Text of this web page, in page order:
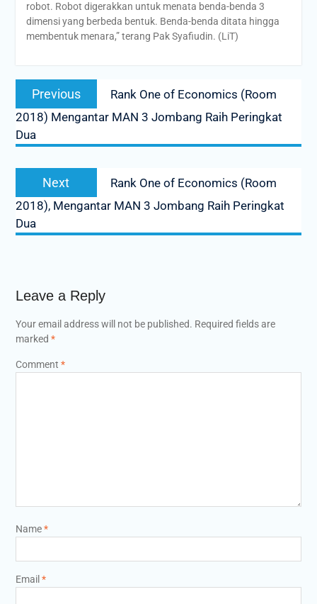
robot. Robot digerakkan untuk menata benda-benda 3
dimensi yang berbeda bentuk. Benda-benda ditata hingga
membentuk menara,” terang Pak Syafiudin. (LiT)
Post
navigation
Previous
Previous
post:
Rank One of Economics (Room
2018) Mengantar MAN 3 Jombang Raih Peringkat
Dua
Next
Next
post:
Rank One of Economics (Room
2018), Mengantar MAN 3 Jombang Raih Peringkat
Dua
Leave a Reply
Your email address will not be published. Required fields are
marked *
Comment *
Name*
Email *